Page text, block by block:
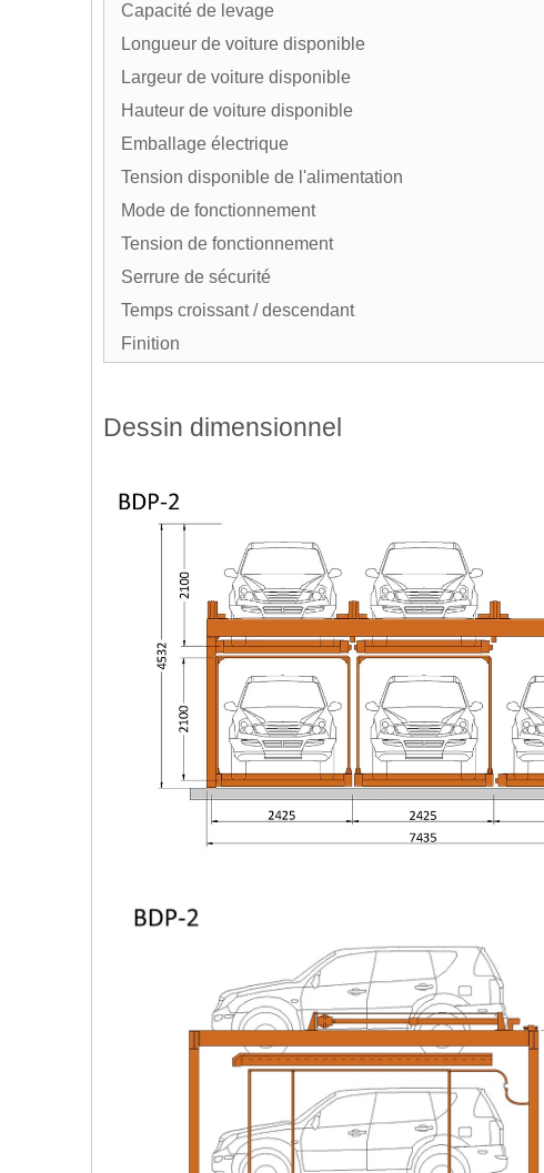
Capacité de levage
Longueur de voiture disponible
Largeur de voiture disponible
Hauteur de voiture disponible
Emballage électrique
Tension disponible de l'alimentation
Mode de fonctionnement
Tension de fonctionnement
Serrure de sécurité
Temps croissant / descendant
Finition
Dessin dimensionnel